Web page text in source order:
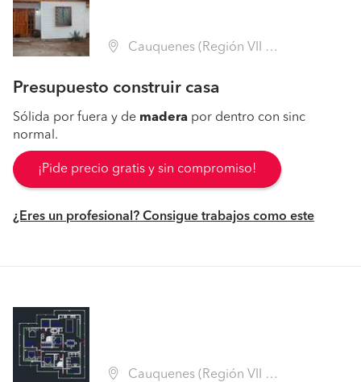
Cauquenes (Región VII Maule - Cauquenes)
Presupuesto construir casa
Sólida por fuera y de madera por dentro con sinc
normal.
¡Pide precio gratis y sin compromiso!
¿Eres un profesional? Consigue trabajos como este
Cauquenes (Región VII Maule - Cauquenes)